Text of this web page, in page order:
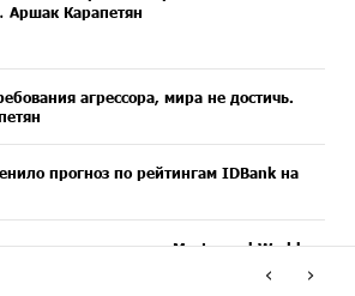
Аршак Карапетян
агрессора, мира не достичь.
прогноз по рейтингам IDBank на
новую карту Mastercard World с
для путешествий и специальной
‹ ›